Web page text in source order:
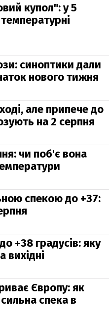
купол": у 5
синоптики дали
нового тижня
але припече до
на 2 серпня
чи поб'є вона
спекою до +37:
+38 градусів: яку
вихідні
Європу: як
спека в